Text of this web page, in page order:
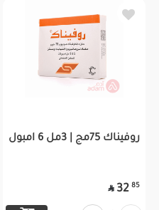
روفيناك 75مج | 3مل 6 امبول
85
32
